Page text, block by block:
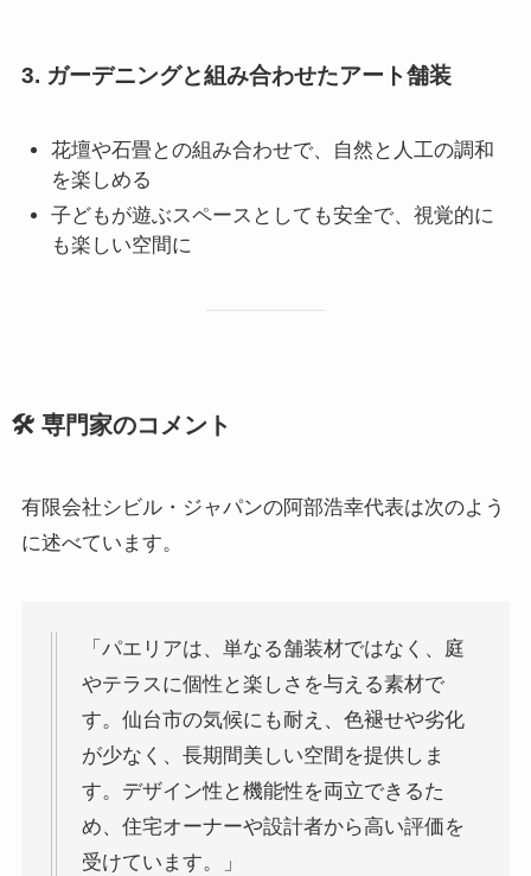
3. ガーデニングと組み合わせたアート舗装
花壇や石畳との組み合わせで、自然と人工の調和
を楽しめる
子どもが遊ぶスペースとしても安全で、視覚的に
も楽しい空間に
🛠️ 専門家のコメント
有限会社シビル・ジャパンの阿部浩幸代表は次のよう
に述べています。
「パエリアは、単なる舗装材ではなく、庭
やテラスに個性と楽しさを与える素材で
す。仙台市の気候にも耐え、色褪せや劣化
が少なく、長期間美しい空間を提供しま
す。デザイン性と機能性を両立できるた
め、住宅オーナーや設計者から高い評価を
受けています。」